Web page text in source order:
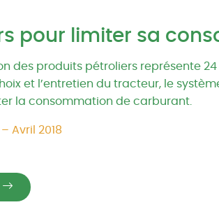
pour limiter sa
des produits pétroliers représente
et l’entretien du tracteur, le
la consommation de carburant.
Avril 2018